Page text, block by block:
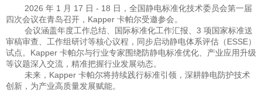
2026 年 1 月 17 日 - 18 日，全国静电标准化技术委员会第一届
四次会议在青岛召开，Kapper 卡帕尔受邀参会。
会议涵盖年度工作总结、国际标准化工作汇报、3 项国家标准送
审稿审查、工作组研讨等核心议程，同步启动静电体系评估（ESSE）
试点。Kapper 卡帕尔与行业专家围绕防静电标准优化、产业应用升级
等议题深入交流，精准把握行业发展动态。
未来，Kapper 卡帕尔将持续践行标准引领，深耕静电防护技术
创新，为产业高质量发展赋能。